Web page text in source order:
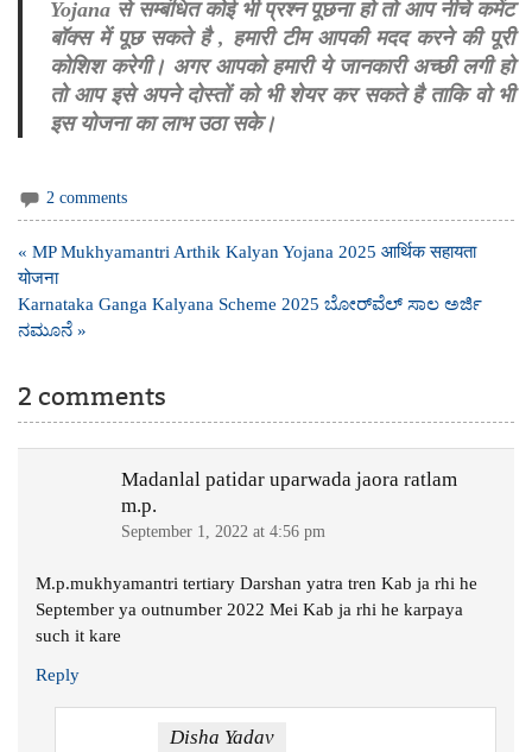
Yojana से सम्बंधित कोई भी प्रश्न पूछना हो तो आप नीचे कमेंट
बॉक्स में पूछ सकते है , हमारी टीम आपकी मदद करने की पूरी
कोशिश करेगी। अगर आपको हमारी ये जानकारी अच्छी लगी हो
तो आप इसे अपने दोस्तों को भी शेयर कर सकते है ताकि वो भी
इस योजना का लाभ उठा सके।
2 comments
Post
navigation
« MP Mukhyamantri Arthik Kalyan Yojana 2025 आर्थिक सहायता
योजना
Karnataka Ganga Kalyana Scheme 2025 ಬೋರ್‌ವೆಲ್ ಸಾಲ ಅರ್ಜಿ
ನಮೂನೆ »
2 comments
Madanlal patidar uparwada jaora ratlam
m.p.
September 1, 2022 at 4:56 pm
M.p.mukhyamantri tertiary Darshan yatra tren Kab ja rhi he
September ya outnumber 2022 Mei Kab ja rhi he karpaya
such it kare
Reply
Disha Yadav